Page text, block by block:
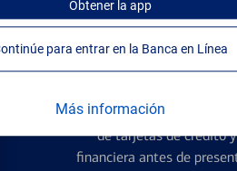
Obtenerla app
Continúe para entrar en la Banca en Línea
Más información
Conozca los pormenores
de tarjetas de crédito
financiera antes de